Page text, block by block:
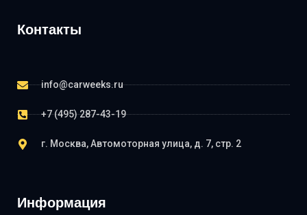
Контакты
info@carweeks.ru
+7 (495) 287-43-19
г. Москва, Автомоторная улица, д. 7, стр. 2
Информация